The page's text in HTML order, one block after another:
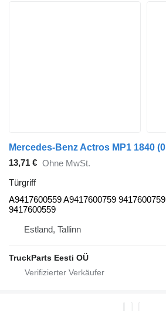
13,71 € Ohne MwSt.
Türgriff
A9417600559 A9417600759 9417600759
9417600559
Estland, Tallinn
TruckParts Eesti OÜ